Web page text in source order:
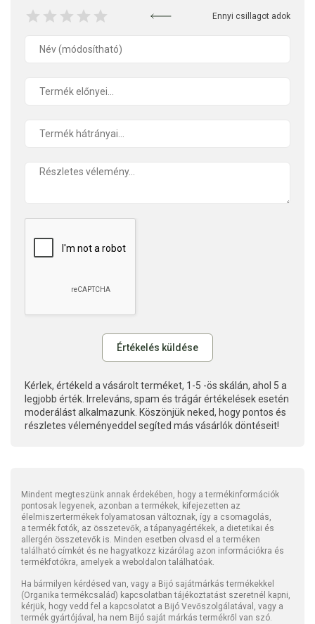
Ennyi csillagot adok
Kérlek, értékeld a vásárolt terméket, 1-5 -ös skálán, ahol 5 a
legjobb érték. Irreleváns, spam és trágár értékelések esetén
moderálást alkalmazunk. Köszönjük neked, hogy pontos és
részletes véleményeddel segíted más vásárlók döntéseit!
Mindent megteszünk annak érdekében, hogy a termékinformációk
pontosak legyenek, azonban a termékek, kifejezetten az
élelmiszertermékek folyamatosan változnak, így a csomagolás,
a termék fotók, az összetevők, a tápanyagértékek, a dietetikai és
allergén összetevők is. Minden esetben olvasd el a terméken
található címkét és ne hagyatkozz kizárólag azon információkra és
termékfotókra, amelyek a weboldalon találhatóak.
Ha bármilyen kérdésed van, vagy a Bijó sajátmárkás termékekkel
(Organika termékcsalád) kapcsolatban tájékoztatást szeretnél kapni,
kérjük, hogy vedd fel a kapcsolatot a Bijó Vevőszolgálatával, vagy a
termék gyártójával, ha nem Bijó saját márkás termékről van szó.